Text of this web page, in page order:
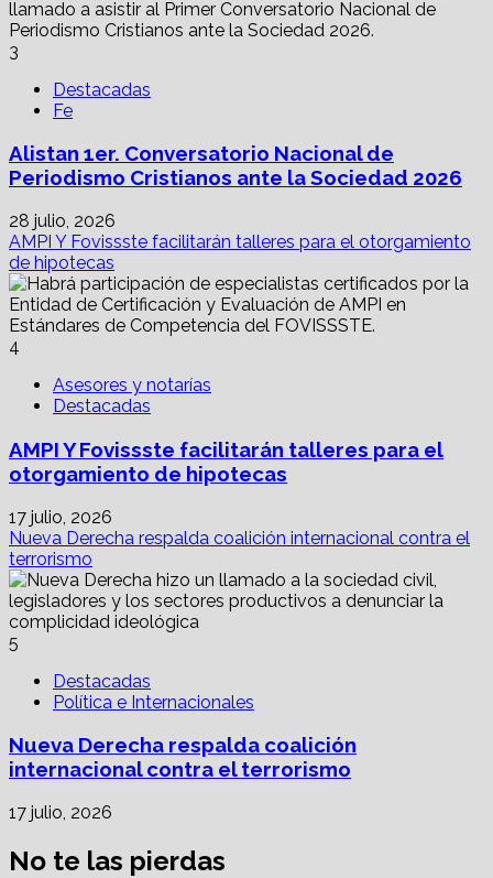
3
Destacadas
Fe
Alistan 1er. Conversatorio Nacional de
Periodismo Cristianos ante la Sociedad 2026
28 julio, 2026
AMPI Y Fovissste facilitarán talleres para el otorgamiento
de hipotecas
4
Asesores y notarías
Destacadas
AMPI Y Fovissste facilitarán talleres para el
otorgamiento de hipotecas
17 julio, 2026
Nueva Derecha respalda coalición internacional contra el
terrorismo
5
Destacadas
Política e Internacionales
Nueva Derecha respalda coalición
internacional contra el terrorismo
17 julio, 2026
No te las pierdas